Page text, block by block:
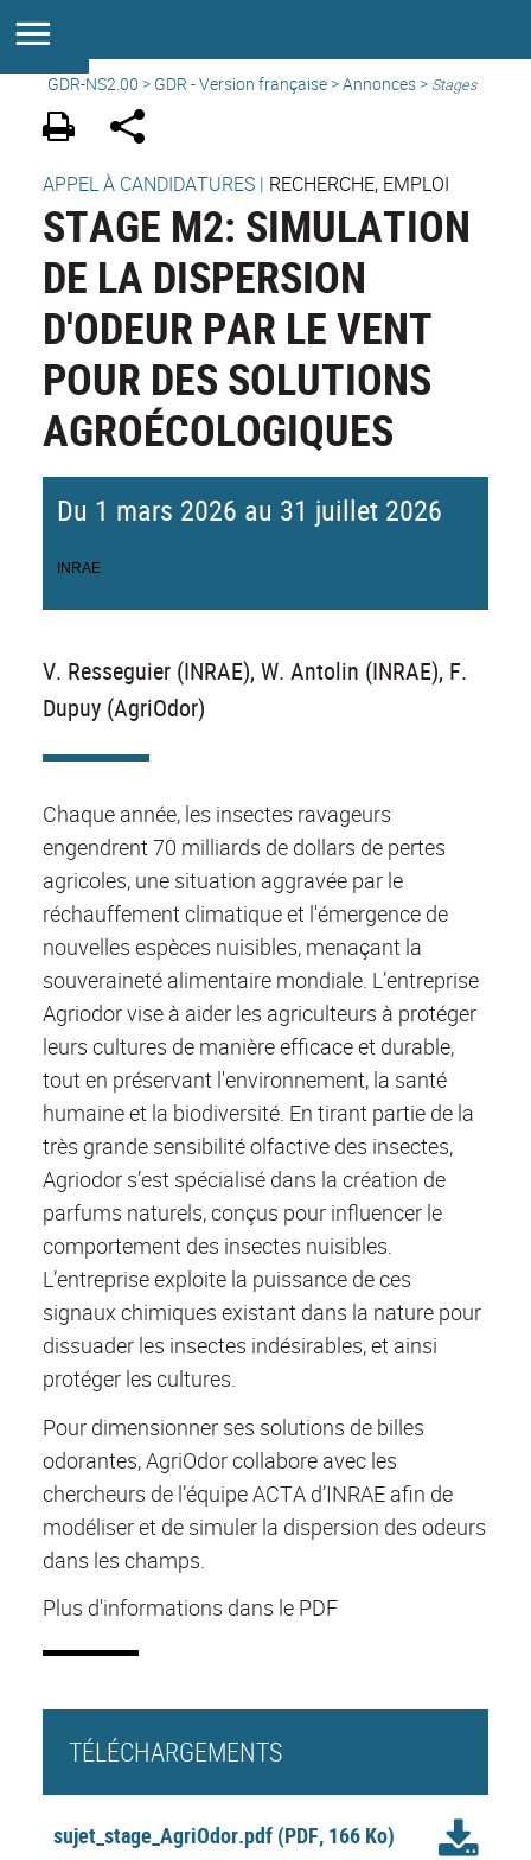
GDR-NS2.00 > GDR - Version française>Annonces> Stages
APPEL À CANDIDATURES | RECHERCHE, EMPLOI
STAGE M2: SIMULATION
DE LA DISPERSION
D'ODEUR PAR LE VENT
POUR DES SOLUTIONS
AGROÉCOLOGIQUES
Du 1 mars 2026 au 31 juillet 2026
INRAE
V. Resseguier (INRAE), W. Antolin (INRAE), F.
Dupuy (AgriOdor)
Chaque année, les insectes ravageurs
engendrent 70 milliards de dollars de pertes
agricoles, une situation aggravée par le
réchauffement climatique et l'émergence de
nouvelles espèces nuisibles, menaçant la
souveraineté alimentaire mondiale. L’entreprise
Agriodor vise à aider les agriculteurs à protéger
leurs cultures de manière efficace et durable,
tout en préservant l'environnement, la santé
humaine et la biodiversité. En tirant partie de la
très grande sensibilité olfactive des insectes,
Agriodor s’est spécialisé dans la création de
parfums naturels, conçus pour influencer le
comportement des insectes nuisibles.
L’entreprise exploite la puissance de ces
signaux chimiques existant dans la nature pour
dissuader les insectes indésirables, et ainsi
protéger les cultures.
Pour dimensionner ses solutions de billes
odorantes, AgriOdor collabore avec les
chercheurs de l’équipe ACTA d’INRAE afin de
modéliser et de simuler la dispersion des odeurs
dans les champs.
Plus d'informations dans le PDF
TÉLÉCHARGEMENTS
sujet_stage_AgriOdor.pdf (PDF, 166 Ko)